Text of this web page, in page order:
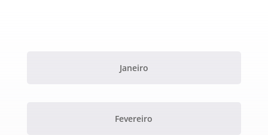
Janeiro
Fevereiro